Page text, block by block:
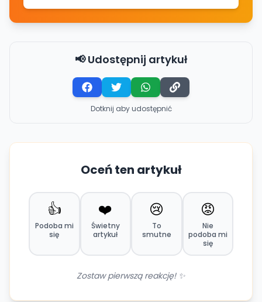
📢 Udostępnij artykuł
Dotknij aby udostępnić
Oceń ten artykuł
👍
Podoba mi
się
❤️
Świetny
artykuł
😢
To
smutne
😡
Nie
podoba mi
się
Zostaw pierwszą reakcję! ✨